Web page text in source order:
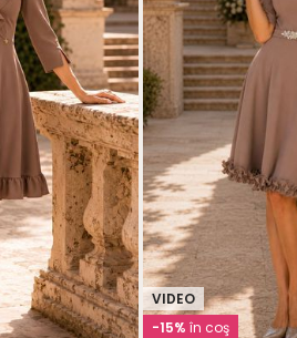
-15% în coş
VIDEO